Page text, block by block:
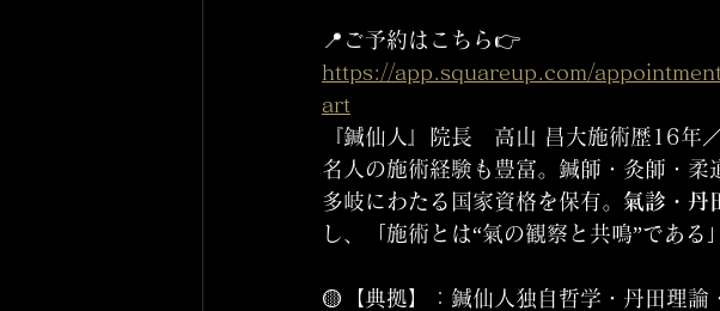
📍ご予約はこちら👉
https://app.squareup.com/
art
『鍼仙人』院長　高山 昌大施術歴16
名人の施術経験も豊富。鍼師・灸師・柔
多岐にわたる国家資格を保有。 氣診・丹
し、「施術とは“氣の観察と共鳴”である
🟡【典拠】：鍼仙人独自哲学・丹田理論